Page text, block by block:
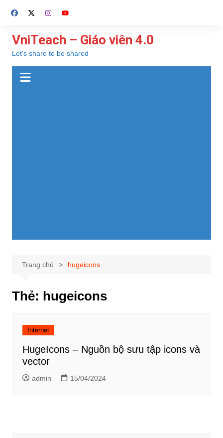
đến
dung
VniTeach – Giáo viên 4.0
Let's share to be shared
Trang chủ hugeicons
Thẻ: hugeicons
Internet
HugeIcons – Nguồn bộ sưu tập icons và
vector
admin 15/04/2024